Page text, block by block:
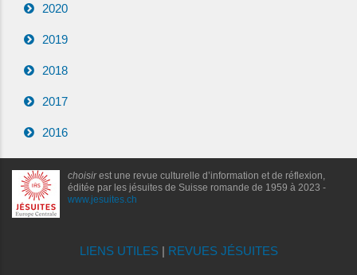
2020
2019
2018
2017
2016
choisirest une revue culturelle d’information et de réflexion,
éditée par les jésuites de Suisse romande de 1959 à 2023 -
www.jesuites.ch
LIENS UTILES| REVUES JÉSUITES